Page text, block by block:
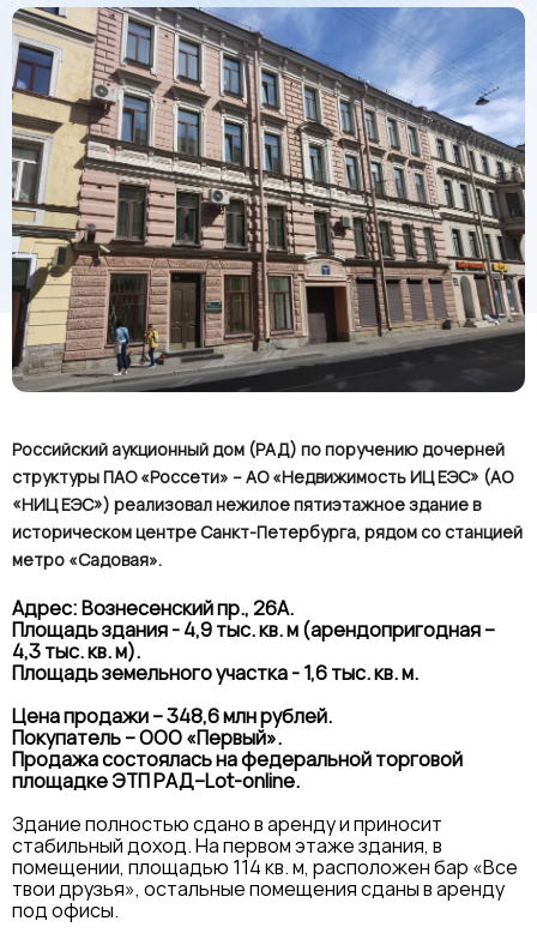
Российский аукционный дом (РАД) по поручению дочерней
структуры ПАО «Россети» – АО «Недвижимость ИЦ ЕЭС» (АО
«НИЦ ЕЭС») реализовал нежилое пятиэтажное здание в
историческом центре Санкт-Петербурга, рядом со станцией
метро «Садовая».
Адрес: Вознесенский пр., 26А.
Площадь здания - 4,9 тыс. кв. м (арендопригодная –
4,3 тыс. кв. м).
Площадь земельного участка - 1,6 тыс. кв. м.
Цена продажи – 348,6 млн рублей.
Покупатель – ООО «Первый».
Продажа состоялась на федеральной торговой
площадке ЭТП РАД–Lot-online.
Здание полностью сдано в аренду и приносит
стабильный доход. На первом этаже здания, в
помещении, площадью 114 кв. м, расположен бар «Все
твои друзья», остальные помещения сданы в аренду
под офисы.